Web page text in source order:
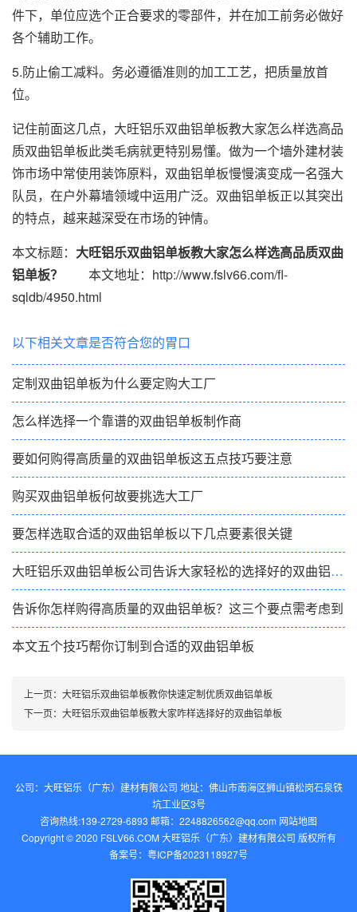
件下，单位应选个正合要求的零部件，并在加工前务必做好
各个辅助工作。
5.防止偷工减料。务必遵循准则的加工工艺，把质量放首
位。
记住前面这几点，大旺铝乐双曲铝单板教大家怎么样选高品
质双曲铝单板此类毛病就更特别易懂。做为一个墙外建材装
饰市场中常使用装饰原料，双曲铝单板慢慢演变成一名强大
队员，在户外幕墙领域中运用广泛。双曲铝单板正以其突出
的特点，越来越深受在市场的钟情。
本文标题： 大旺铝乐双曲铝单板教大家怎么样选高品质双曲
铝单板？
本文地址：http://www.fslv66.com/fl-
sqldb/4950.html
以下相关文章是否符合您的胃口
定制双曲铝单板为什么要定购大工厂
怎么样选择一个靠谱的双曲铝单板制作商
要如何购得高质量的双曲铝单板这五点技巧要注意
购买双曲铝单板何故要挑选大工厂
要怎样选取合适的双曲铝单板以下几点要素很关键
大旺铝乐双曲铝单板公司告诉大家轻松的选择好的双曲铝单板
告诉你怎样购得高质量的双曲铝单板？这三个要点需考虑到
本文五个技巧帮你订制到合适的双曲铝单板
上一页： 大旺铝乐双曲铝单板教你快速定制优质双曲铝单板
下一页： 大旺铝乐双曲铝单板教大家咋样选择好的双曲铝单板
公司：大旺铝乐（广东）建材有限公司 地址：佛山市南海区狮山镇松岗石泉铁
坑工业区3号
咨询热线:139-2729-6893 邮箱：2248826562@qq.com‬ 网站地图
Copyright © 2020 FSLV66.COM 大旺铝乐（广东）建材有限公司 版权所有
备案号： 粤ICP备2023118927号